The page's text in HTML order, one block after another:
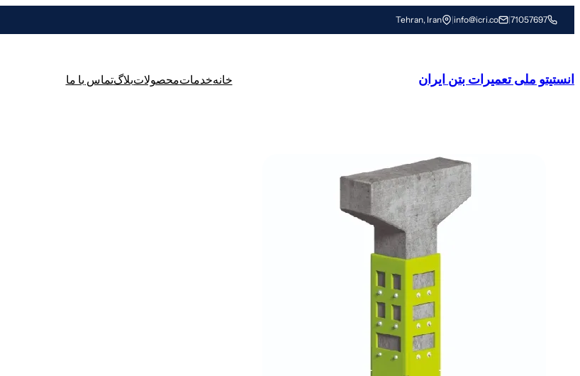
رفتن
به
71057697
|
info@icri.co
|
Tehran, Iran
انستیتو ملی تعمیرات بتن ایران خانهخدماتمحصولاتبلاگتماس با ما